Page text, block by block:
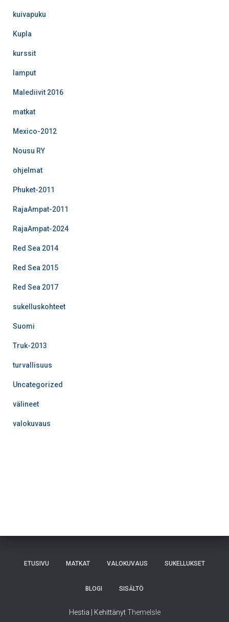
kuivapuku
Kupla
kurssit
lamput
Malediivit 2016
matkat
Mexico-2012
Nousu RY
ohjelmat
Phuket-2011
RajaAmpat-2011
RajaAmpat-2024
Red Sea 2014
Red Sea 2015
Red Sea 2017
sukelluskohteet
Suomi
Truk-2013
turvallisuus
Uncategorized
välineet
valokuvaus
ETUSIVU MATKAT VALOKUVAUS SUKELLUKSET
BLOGI SISÄLTÖ
Hestia | KehittänytThemeIsle